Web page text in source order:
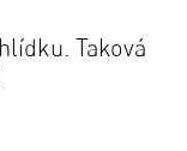
Taková